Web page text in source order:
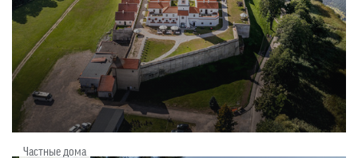
Частные дома